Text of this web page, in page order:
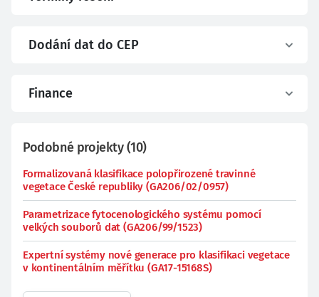
Dodání dat do CEP
Finance
Podobné projekty(10)
Formalizovaná klasifikace polopřirozené travinné
vegetace České republiky (GA206/02/0957)
Parametrizace fytocenologického systému pomocí
velkých souborů dat (GA206/99/1523)
Expertní systémy nové generace pro klasifikaci vegetace
v kontinentálním měřítku (GA17-15168S)